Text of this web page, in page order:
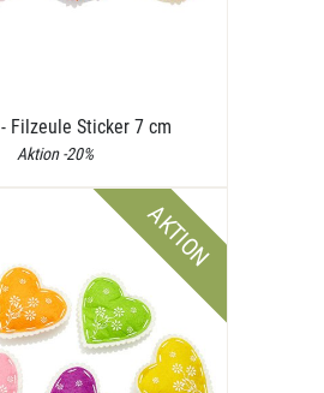
- Filzeule Sticker 7 cm
Aktion -20%
AKTION